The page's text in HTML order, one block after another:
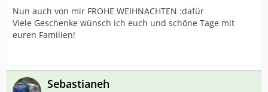
Nun auch von mir FROHE WEIHNACHTEN :dafür
Viele Geschenke wünsch ich euch und schöne Tage mit
euren Familien!
Sebastianeh